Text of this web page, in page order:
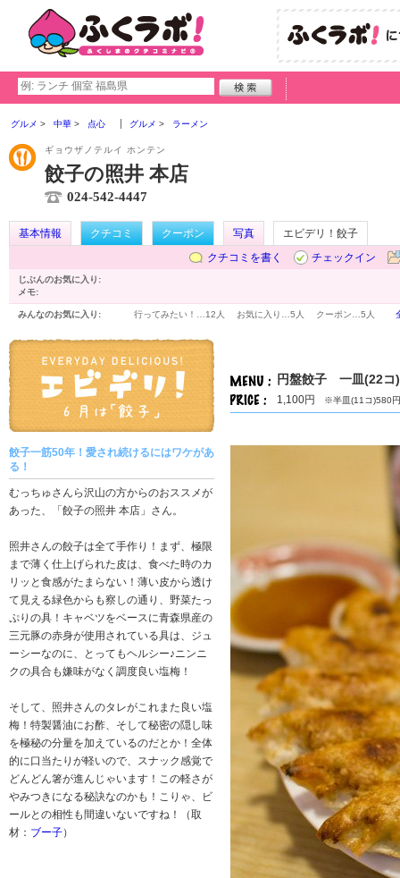
グルメ 中華 点心 グルメ ラーメン
ギョウザノテルイ ホンテン
餃子の照井 本店
024-542-4447
基本情報 クチコミ クーポン 写真
エビデリ！餃子
クチコミを書く
チェックイン
じぶんのお気に入り:
メモ:
みんなのお気に入り: 行ってみたい！… 12人 お気に入り… 5人 クーポン… 5人
円盤餃子 一皿(22コ)
1,100円 ※半皿(11コ)580円
餃子一筋50年！愛され続けるにはワケがあ
る！
むっちゅさんら沢山の方からのおススメが
あった、「餃子の照井 本店」さん。
照井さんの餃子は全て手作り！まず、極限
まで薄く仕上げられた皮は、食べた時のカ
リッと食感がたまらない！薄い皮から透け
て見える緑色からも察しの通り、野菜たっ
ぷりの具！キャベツをベースに青森県産の
三元豚の赤身が使用されている具は、ジュ
ーシーなのに、とってもヘルシー♪ニンニ
クの具合も嫌味がなく調度良い塩梅！
そして、照井さんのタレがこれまた良い塩
梅！特製醤油にお酢、そして秘密の隠し味
を極秘の分量を加えているのだとか！全体
的に口当たりが軽いので、スナック感覚で
どんどん箸が進んじゃいます！この軽さが
やみつきになる秘訣なのかも！こりゃ、ビ
ールとの相性も間違いないですね！（取
材： ブー子）